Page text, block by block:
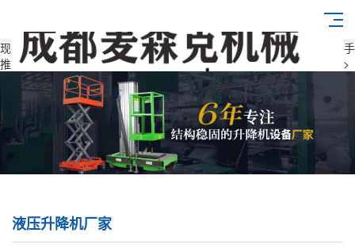
现在有很多地方都需要使用到升降平台，而且还有使用起来非常方便的手
推式升降车。接下来东莞麦森克机械就给大家介绍什么是手推升降车" />
液压升降机厂家